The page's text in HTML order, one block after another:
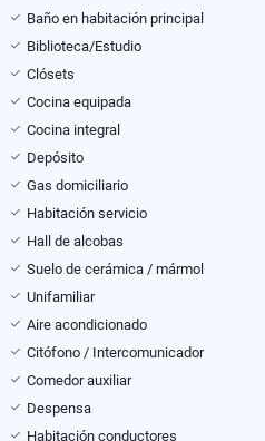
Baño en habitación principal
Biblioteca/Estudio
Clósets
Cocina equipada
Cocina integral
Depósito
Gas domiciliario
Habitación servicio
Hall de alcobas
Suelo de cerámica / mármol
Unifamiliar
Aire acondicionado
Citófono / Intercomunicador
Comedor auxiliar
Despensa
Habitación conductores